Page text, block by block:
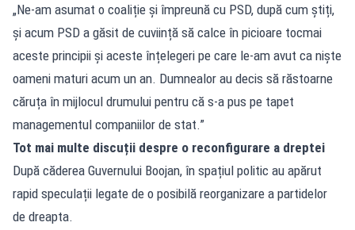
„Ne-am asumat o coaliție și împreună cu PSD, după cum știți,
și acum PSD a găsit de cuviință să calce în picioare tocmai
aceste principii și aceste înțelegeri pe care le-am avut ca niște
oameni maturi acum un an. Dumnealor au decis să răstoarne
căruța în mijlocul drumului pentru că s-a pus pe tapet
managementul companiilor de stat.”
Tot mai multe discuții despre o reconfigurare a dreptei
După căderea Guvernului Boojan, în spațiul politic au apărut
rapid speculații legate de o posibilă reorganizare a partidelor
de dreapta.